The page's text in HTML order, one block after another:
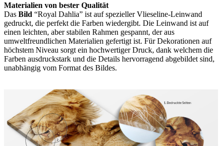
Materialien von bester Qualität
Das Bild “Royal Dahlia” ist auf spezieller Vlieseline-Leinwand
gedruckt, die perfekt die Farben wiedergibt. Die Leinwand ist auf
einen leichten, aber stabilen Rahmen gespannt, der aus
umweltfreundlichen Materialien gefertigt ist. Für Dekorationen auf
höchstem Niveau sorgt ein hochwertiger Druck, dank welchem die
Farben ausdruckstark und die Details hervorragend abgebildet sind,
unabhängig vom Format des Bildes.